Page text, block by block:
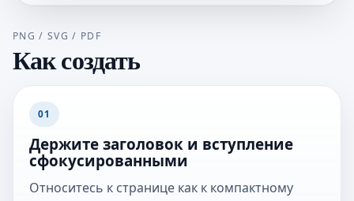
PNG / SVG / PDF
Как создать
01
Держите заголовок и вступление
сфокусированными
Относитесь к странице как к компактному